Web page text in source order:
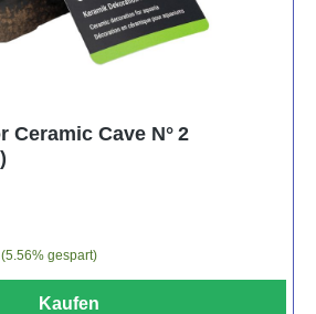
Ceramic Cave N° 2
(5.56% gespart)
Kaufen